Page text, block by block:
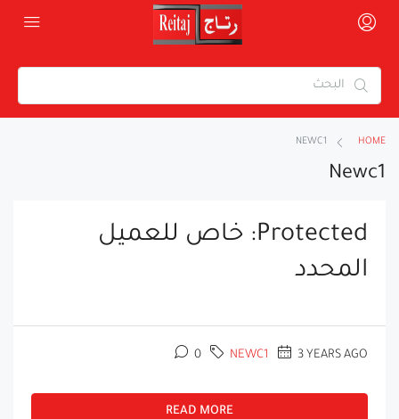
HOME
NEWC1
Newc1
Protected: خاص للعميل
المحدد
3 YEARS AGO
NEWC1
0
READ MORE